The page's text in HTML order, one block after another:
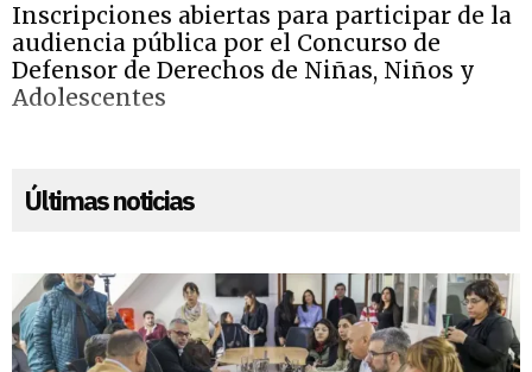
Inscripciones abiertas para participar de la
audiencia pública por el Concurso de
Defensor de Derechos de Niñas, Niños y
Adolescentes
Últimas noticias